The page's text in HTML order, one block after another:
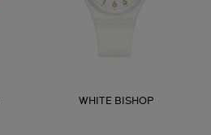
WHITE BISHOP